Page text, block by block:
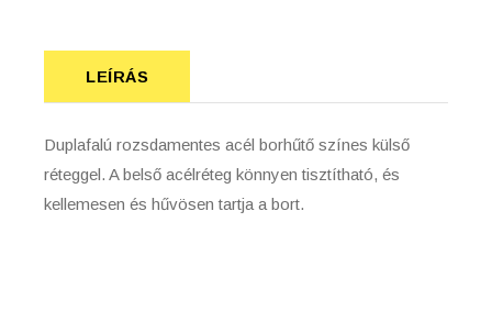
LEÍRÁS
Duplafalú rozsdamentes acél borhűtő színes külső
réteggel. A belső acélréteg könnyen tisztítható, és
kellemesen és hűvösen tartja a bort.